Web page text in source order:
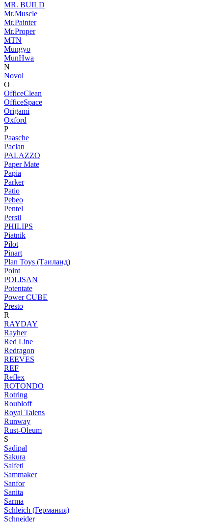
MR. BUILD
Mr.Muscle
Mr.Painter
Mr.Proper
MTN
Mungyo
MunHwa
N
Novol
O
OfficeClean
OfficeSpace
Origami
Oxford
P
Paasche
Paclan
PALAZZO
Paper Mate
Papia
Parker
Patio
Pebeo
Pentel
Persil
PHILIPS
Piatnik
Pilot
Pinart
Plan Toys (Таиланд)
Point
POLISAN
Potentate
Power CUBE
Presto
R
RAYDAY
Rayher
Red Line
Redragon
REEVES
REF
Reflex
ROTONDO
Rotring
Roubloff
Royal Talens
Runway
Rust-Oleum
S
Sadipal
Sakura
Salfeti
Sammaker
Sanfor
Sanita
Sarma
Schleich (Германия)
Schneider